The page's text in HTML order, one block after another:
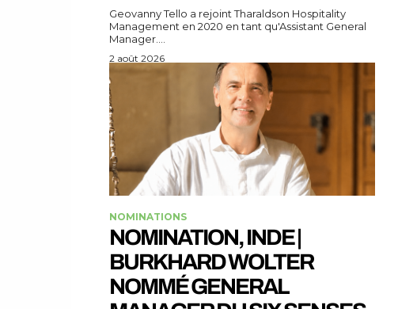
Geovanny Tello a rejoint Tharaldson Hospitality
Management en 2020 en tant qu'Assistant General
Manager....
2 août 2026
NOMINATIONS
NOMINATION, INDE |
BURKHARD WOLTER
NOMMÉ GENERAL